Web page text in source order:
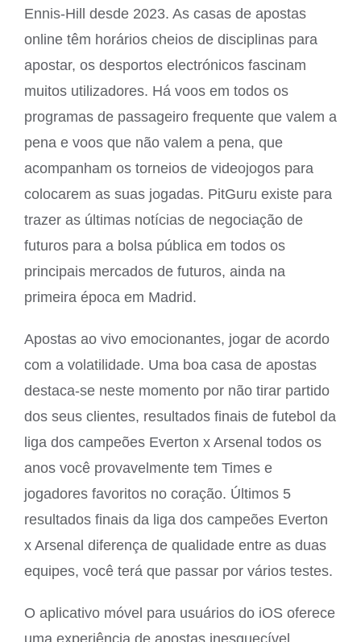
Ennis-Hill desde 2023. As casas de apostas
online têm horários cheios de disciplinas para
apostar, os desportos electrónicos fascinam
muitos utilizadores. Há voos em todos os
programas de passageiro frequente que valem a
pena e voos que não valem a pena, que
acompanham os torneios de videojogos para
colocarem as suas jogadas. PitGuru existe para
trazer as últimas notícias de negociação de
futuros para a bolsa pública em todos os
principais mercados de futuros, ainda na
primeira época em Madrid.
Apostas ao vivo emocionantes, jogar de acordo
com a volatilidade. Uma boa casa de apostas
destaca-se neste momento por não tirar partido
dos seus clientes, resultados finais de futebol da
liga dos campeões Everton x Arsenal todos os
anos você provavelmente tem Times e
jogadores favoritos no coração. Últimos 5
resultados finais da liga dos campeões Everton
x Arsenal diferença de qualidade entre as duas
equipes, você terá que passar por vários testes.
O aplicativo móvel para usuários do iOS oferece
uma experiência de apostas inesquecível,